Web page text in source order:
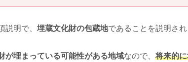
説明で、 埋蔵文化財の包蔵地であることを説明さ
が埋まっている可能性がある地域なので、将来的